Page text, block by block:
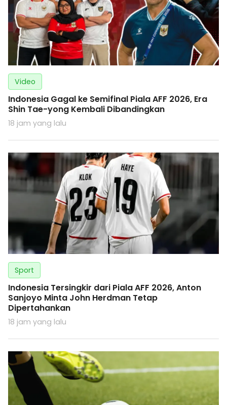
Video
Indonesia Gagal ke Semifinal Piala AFF 2026, Era
Shin Tae-yong Kembali Dibandingkan
18 jam yang lalu
Sport
Indonesia Tersingkir dari Piala AFF 2026, Anton
Sanjoyo Minta John Herdman Tetap
Dipertahankan
18 jam yang lalu